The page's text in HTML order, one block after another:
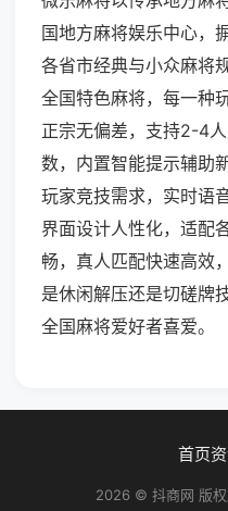
国地方麻将娱乐中心，
各省市经典与小众麻将
全国特色麻将，每一种
正宗无偏差，支持2-4
数，内置智能提示辅助
玩家竞技需求，实时语
界面设计人性化，适配
畅，真人匹配快速高效
是休闲解压还是切磋牌
全国麻将爱好者喜爱。
首页
2026 © 抖商网 版